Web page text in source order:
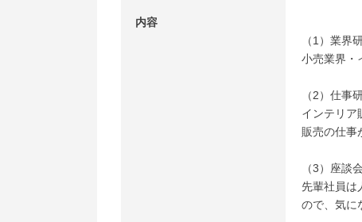
内容
（1）業界
小売業界・
（2）仕事
インテリア
販売の仕事
（3）座談会
先輩社員は
ので、気に